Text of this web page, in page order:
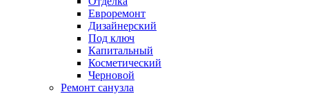
Евроремонт
Дизайнерский
Под ключ
Капитальный
Косметический
Черновой
Ремонт санузла